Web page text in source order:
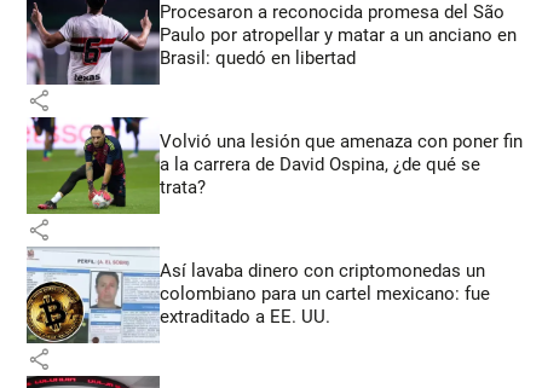
Procesaron a reconocida promesa del São
Paulo por atropellar y matar a un anciano en
Brasil: quedó en libertad
share
Volvió una lesión que amenaza con poner fin
a la carrera de David Ospina, ¿de qué se
trata?
share
Así lavaba dinero con criptomonedas un
colombiano para un cartel mexicano: fue
extraditado a EE. UU.
share